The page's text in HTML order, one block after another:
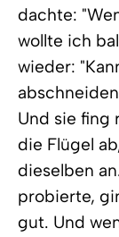
dachte:
wollte ich
wieder:
Und sie fing
die Flügel
dieselben
probierte,
gut. Und